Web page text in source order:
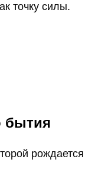
точку силы.
бытия
рождается